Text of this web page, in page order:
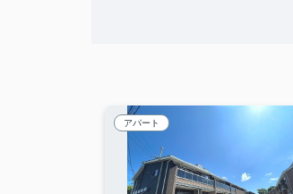
アパート